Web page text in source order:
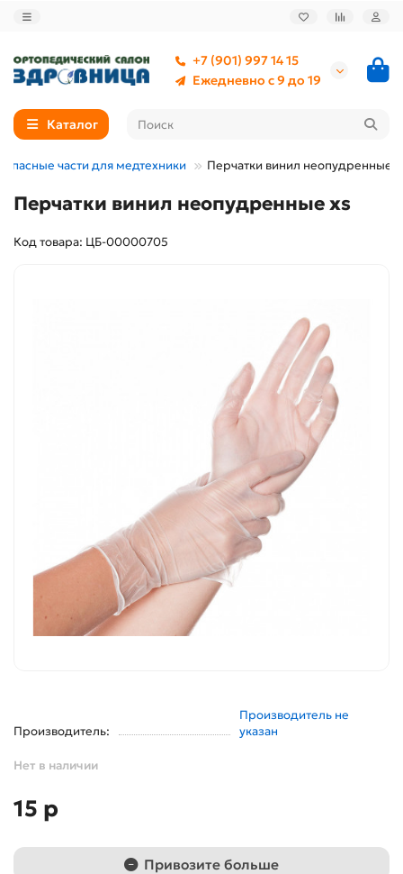
+7 (901) 997 14 15
Ежедневно с 9 до 19
Каталог
части для медтехники Перчатки винил неопудренные
Перчатки винил неопудренные xs
Код товара: ЦБ-00000705
Производитель:
Производитель не
указан
Нет в наличии
15 р
Привозите больше